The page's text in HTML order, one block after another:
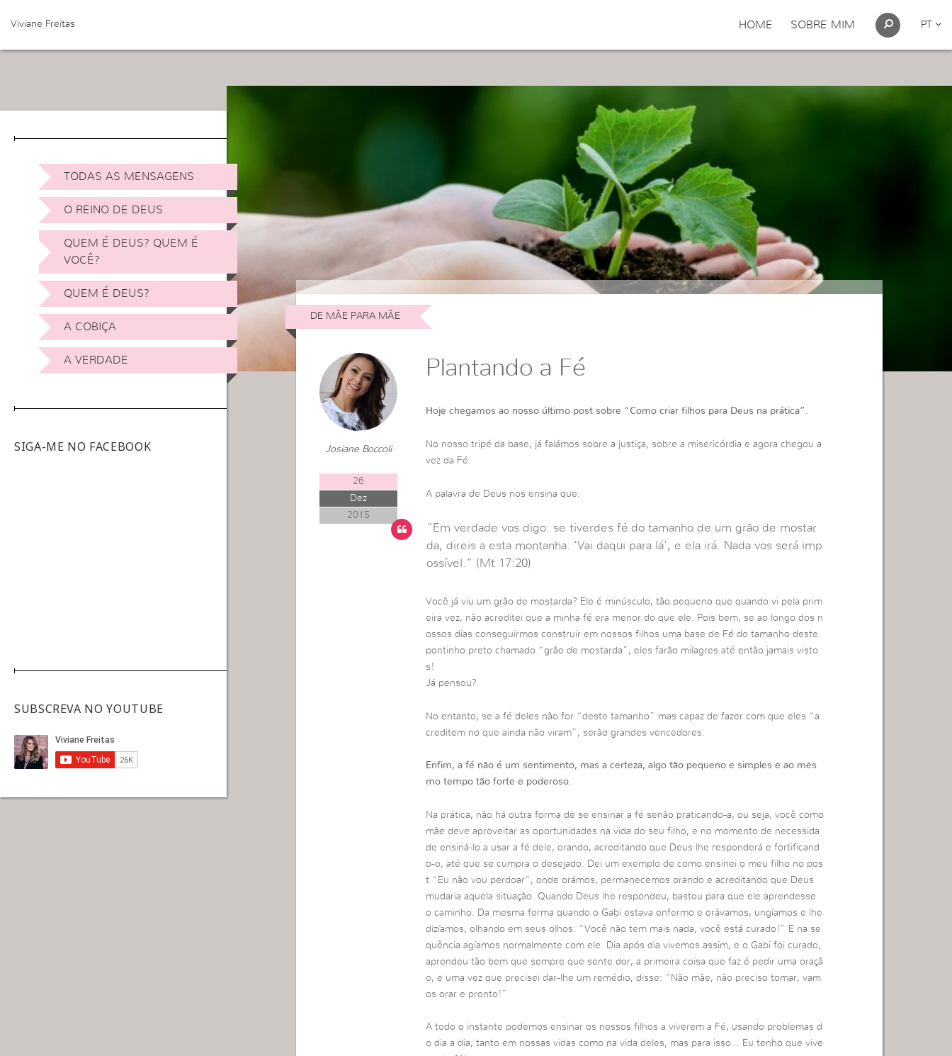
Viviane Freitas HOME SOBRE MIM PT
TODAS AS MENSAGENS
O REINO DE DEUS
QUEM É DEUS? QUEM É
VOCÊ?
QUEM É DEUS?
A COBIÇA
A VERDADE
SIGA-ME NO FACEBOOK
SUBSCREVA NO YOUTUBE
DE MÃE PARA MÃE
Josiane Boccoli
26
Dez
2015
Plantando a Fé
Hoje chegamos ao nosso último post sobre “Como criar filhos para Deus na prática”.
No nosso tripé da base, já falámos sobre a justiça, sobre a misericórdia e agora chegou a
vez da Fé.
A palavra de Deus nos ensina que:
“Em verdade vos digo: se tiverdes fé do tamanho de um grão de mostar
da, direis a esta montanha: ‘Vai daqui para lá’, e ela irá. Nada vos será imp
ossível.” (Mt 17:20)
Você já viu um grão de mostarda? Ele é minúsculo, tão pequeno que quando vi pela prim
eira vez, não acreditei que a minha fé era menor do que ele. Pois bem, se ao longo dos n
ossos dias conseguirmos construir em nossos filhos uma base de Fé do tamanho deste
pontinho preto chamado “grão de mostarda”, eles farão milagres até então jamais visto
s!
Já pensou?
No entanto, se a fé deles não for “deste tamanho” mas capaz de fazer com que eles “a
creditem no que ainda não viram”, serão grandes vencedores.
Enfim, a fé não é um sentimento, mas a certeza, algo tão pequeno e simples e ao mes
mo tempo tão forte e poderoso.
Na prática, não há outra forma de se ensinar a fé senão praticando-a, ou seja, você como
mãe deve aproveitar as oportunidades na vida do seu filho, e no momento de necessida
de ensiná-lo a usar a fé dele, orando, acreditando que Deus lhe responderá e fortificand
o-o, até que se cumpra o desejado. Dei um exemplo de como ensinei o meu filho no pos
t “Eu não vou perdoar”, onde orámos, permanecemos orando e acreditando que Deus
mudaria aquela situação. Quando Deus lhe respondeu, bastou para que ele aprendesse
o caminho. Da mesma forma quando o Gabi estava enfermo e orávamos, ungíamos e lhe
dizíamos, olhando em seus olhos: “Você não tem mais nada, você está curado!” E na se
quência agíamos normalmente com ele. Dia após dia vivemos assim, e o Gabi foi curado,
aprendeu tão bem que sempre que sente dor, a primeira coisa que faz é pedir uma oraçã
o, e uma vez que precisei dar-lhe um remédio, disse: “Não mãe, não preciso tomar, vam
os orar e pronto!”
A todo o instante podemos ensinar os nossos filhos a viverem a Fé, usando problemas d
o dia a dia, tanto em nossas vidas como na vida deles, mas para isso… Eu tenho que vive